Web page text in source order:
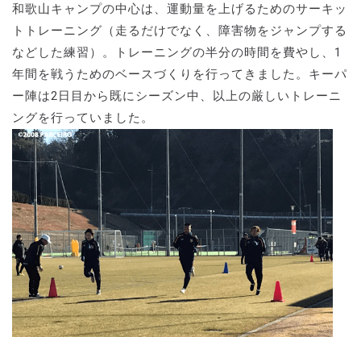
和歌山キャンプの中心は、運動量を上げるためのサーキッ
トトレーニング（走るだけでなく、障害物をジャンプする
などした練習）。トレーニングの半分の時間を費やし、1
年間を戦うためのベースづくりを行ってきました。キーパ
ー陣は2日目から既にシーズン中、以上の厳しいトレーニ
ングを行っていました。